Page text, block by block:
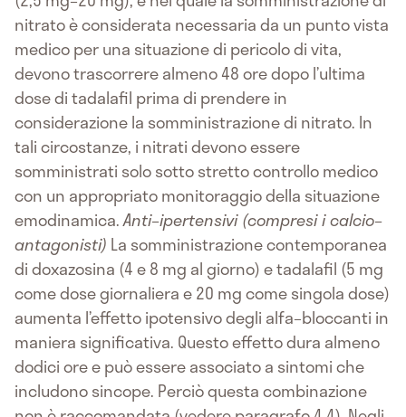
nitrato è considerata necessaria da un punto vista
medico per una situazione di pericolo di vita,
devono trascorrere almeno 48 ore dopo l’ultima
dose di tadalafil prima di prendere in
considerazione la somministrazione di nitrato. In
tali circostanze, i nitrati devono essere
somministrati solo sotto stretto controllo medico
con un appropriato monitoraggio della situazione
emodinamica.Anti–ipertensivi (compresi i calcio–
antagonisti) La somministrazione contemporanea
di doxazosina (4 e 8 mg al giorno) e tadalafil (5 mg
come dose giornaliera e 20 mg come singola dose)
aumenta l’effetto ipotensivo degli alfa–bloccanti in
maniera significativa. Questo effetto dura almeno
dodici ore e può essere associato a sintomi che
includono sincope. Perciò questa combinazione